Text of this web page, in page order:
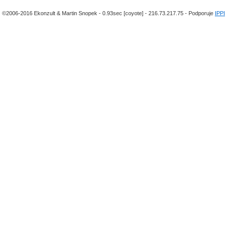
©2006-2016 Ekonzult & Martin Snopek - 0.93sec [coyote] - 216.73.217.75 - Podporuje IPPI